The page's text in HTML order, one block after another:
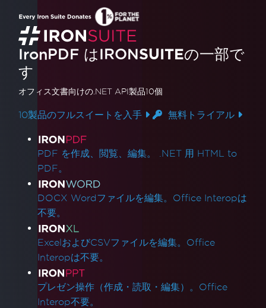
IronPDF はIRONSUITEの一部で
す
オフィス文書向けの.NET API製品10個
10製品のフルスイートを入手 無料トライアル
製品リンク
PDF を作成、閲覧、編集。 .NET 用 HTML to
PDF。
DOCX Wordファイルを編集。Office Interopは
不要。
ExcelおよびCSVファイルを編集。Office
Interopは不要。
プレゼン操作（作成・読取・編集）。Office
Interop不要。